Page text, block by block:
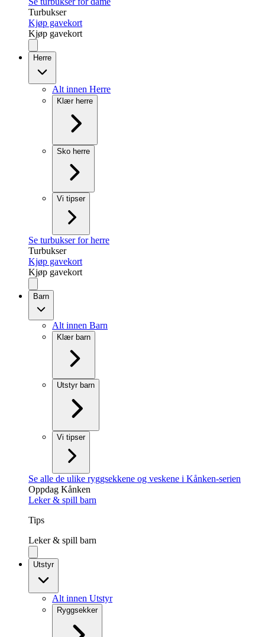
Turbukser
Kjøp gavekort
Kjøp gavekort
Herre
Alt innen Herre
Klær herre
Sko herre
Vi tipser
Se turbukser for herre
Turbukser
Kjøp gavekort
Kjøp gavekort
Barn
Alt innen Barn
Klær barn
Utstyr barn
Vi tipser
Se alle de ulike ryggsekkene og veskene i Kånken-serien
Oppdag Kånken
Leker & spill barn
Tips
Leker & spill barn
Utstyr
Alt innen Utstyr
Ryggsekker